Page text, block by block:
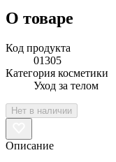
О товаре
Код продукта
01305
Категория косметики
Уход за телом
Нет в наличии
Описание